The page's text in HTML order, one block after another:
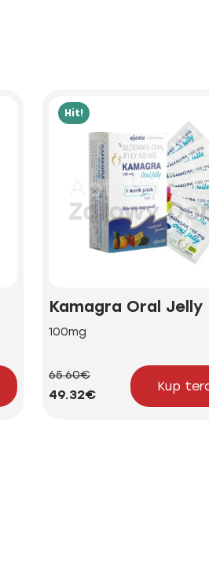
Hit!
Kamagra Oral Jelly
100mg
65.60€
49.32€
Kup